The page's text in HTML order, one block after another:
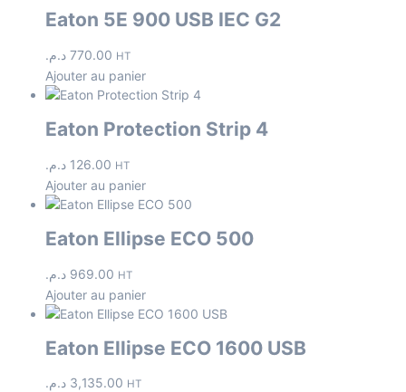
Eaton 5E 900 USB IEC G2
770.00 د.م. HT
Ajouter au panier
Eaton Protection Strip 4
126.00 د.م. HT
Ajouter au panier
Eaton Ellipse ECO 500
969.00 د.م. HT
Ajouter au panier
Eaton Ellipse ECO 1600 USB
3,135.00 د.م. HT